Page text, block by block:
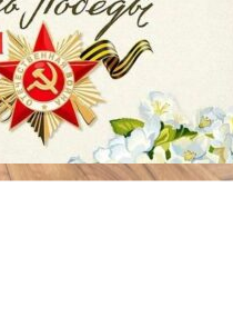
29.04.2025
Награды в
29.04.2025